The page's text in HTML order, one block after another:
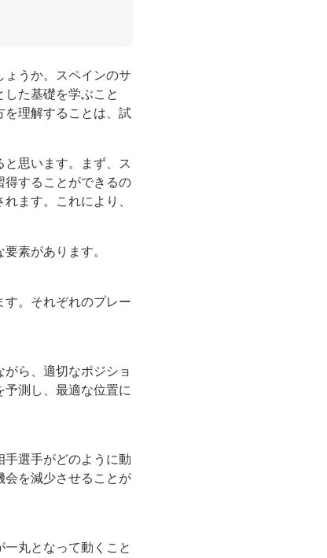
うか。スペインのサ
た基礎を学ぶこと
を理解することは、試
思います。まず、ス
得することができるの
ます。これにより、
素があります。
。それぞれのプレー
ら、適切なポジショ
測し、最適な位置に
選手がどのように動
会を減少させることが
丸となって動くこと